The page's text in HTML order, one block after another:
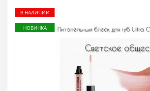
В НАЛИЧИИ
НОВИНКА